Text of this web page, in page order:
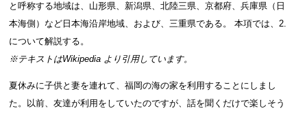
と呼称する地域は、山形県、新潟県、北陸三県、京都府、兵庫県（日
本海側）など日本海沿岸地域、および、三重県である。 本項では、2.
について解説する。
※テキストはWikipedia より引用しています。
夏休みに子供と妻を連れて、福岡の海の家を利用することにしまし
た。以前、友達が利用をしていたのですが、話を聞くだけで楽しそう